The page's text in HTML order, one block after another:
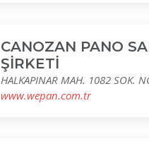
CANOZAN PANO
ŞİRKETİ
HALKAPINAR MAH. 1082 SOK.
www.wepan.com.tr